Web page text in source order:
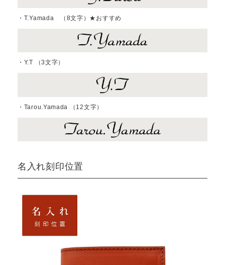
・T.Yamada （8文字）★おすすめ
・Y.T （3文字）
・Tarou.Yamada （12文字）
名入れ刻印位置